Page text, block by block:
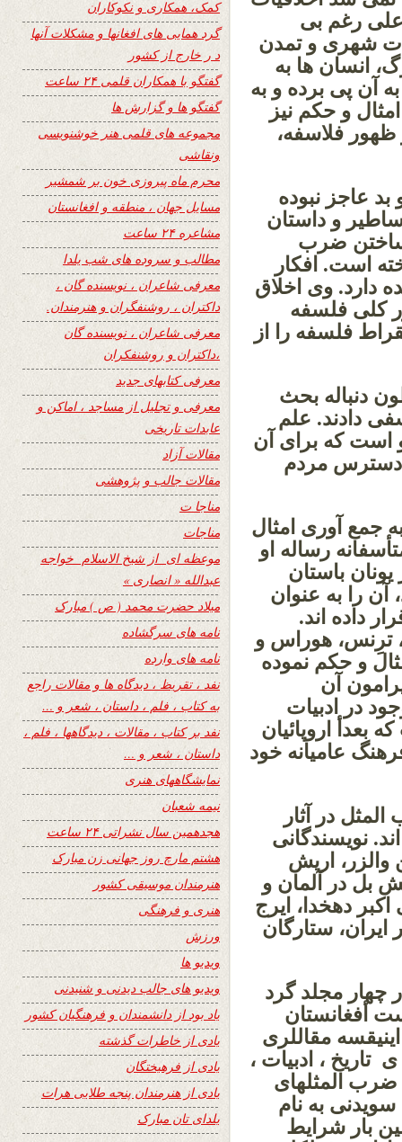
علی رغم بی
شهری و تمدن
انسان ها به
آن پی برده و به
و حکم نیز
فلاسفه،
عاجز نبوده
و داستان
ساختن ضرب
است. افکار
دارد. وی اخلاق
کلی فلسفه
فلسفه را از
دنباله بحث
دادند. علم
که برای آن
دسترس مردم
جمع آوری امثال
رساله او
باستان
آن را به عنوان
داده اند.
ترِنس، هوراس و
و حکم نموده
آن
در ادبیات
بعدأ اروپائیان
عامیانه خود
در آثار
نویسندگانی
اریش
بل در آلمان و
دهخدا، ایرج
ستارگان
چهار مجلد گرد
أفغانستان
مقاللری
تاریخ ، ادبیات ،
ضرب المثلهای
به نام
بار شرایط
کمک، همکاری و نکوکاران
گرد همایی های افغانها و مشکلات آنها
د ر خارج از کشور
گفتگو با همکاران قلمی ۲۴ ساعت
گفتگو ها و گزارش ها
مجموعه های قلمی هنر خوشنویسی
ونقاشی
محرم ماه پیروزی خون بر شمشیر
مسایل جهان ، منطقه و افغانستان
مشاعره ۲۴ ساعت
مطالب و سروده های شب یلدا
معرفی شاعران ، نویسنده گان ،
داکتران ، روشنفگران و هنرمندان.
معرفی شاعران ، نویسنده گان
،داکتران و روشنفکران
معرفی کتابهای جدید
معرفی و تجلیل از مساجد ، اماکن و
عابدات تاریخی
مقالات آزاد
مقالات جالب و پژوهشی
مناجا ت
مناجات
موعظه ای از شیخ الاسلام خواجه
عبدالله « انصاری »
میلاد حضرت محمد ( ص ) مبارک
نامه های سرگشاده
نامه های وارده
نفد ، تقریظ ، دیدگاه ها و مقالات راجع
به کتاب ، فلم ، داستان ، شعر و …
نفد بر کتاب ، مقالات ، دیدگاهها ، فلم ،
داستان ، شعر و …
نمایشگاههای هنری
نیمه شعبان
هجدهمین سال نشراتی ۲۴ ساعت
هشتم مارچ روز جهانی زن مبارک
هنرمندان موسیقی کشور
هنری و فرهنگی
ورزش
ویدیو ها
ویدیو های جالب دیدنی و شنیدنی
یاد بود از دانشمندان و فرهنگیان کشور
یادی از خاطرات گذشته
یادی از فرهیختگان
یادی از هنرمندان پنجه طلایی هرات
یلدای تان مبارک